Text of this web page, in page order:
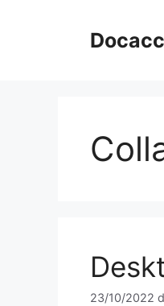
23/10/2022